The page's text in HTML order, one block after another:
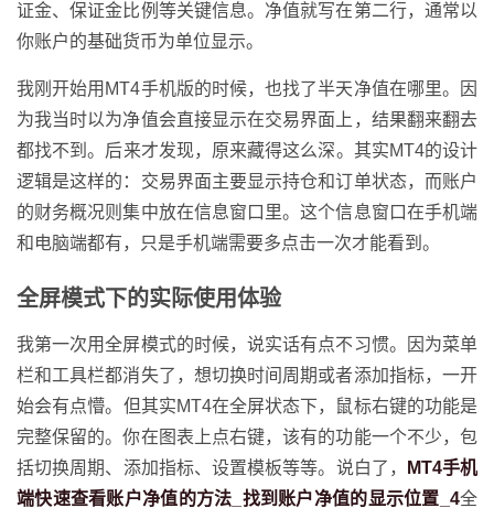
证金、保证金比例等关键信息。净值就写在第二行，通常以
你账户的基础货币为单位显示。
我刚开始用MT4手机版的时候，也找了半天净值在哪里。因
为我当时以为净值会直接显示在交易界面上，结果翻来翻去
都找不到。后来才发现，原来藏得这么深。其实MT4的设计
逻辑是这样的：交易界面主要显示持仓和订单状态，而账户
的财务概况则集中放在信息窗口里。这个信息窗口在手机端
和电脑端都有，只是手机端需要多点击一次才能看到。
全屏模式下的实际使用体验
我第一次用全屏模式的时候，说实话有点不习惯。因为菜单
栏和工具栏都消失了，想切换时间周期或者添加指标，一开
始会有点懵。但其实MT4在全屏状态下，鼠标右键的功能是
完整保留的。你在图表上点右键，该有的功能一个不少，包
括切换周期、添加指标、设置模板等等。说白了，
MT4手机
端快速查看账户净值的方法_找到账户净值的显示位置_4全